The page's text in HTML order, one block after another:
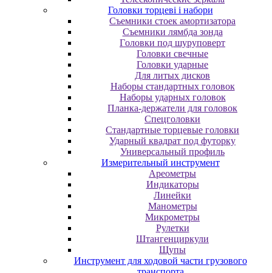
Головки торцеві і набори
Cъeмники cтoeк aмopтизaтopa
Cъeмники лямбдa зoндa
Гoлoвки пoд шуpупoвepт
Головки свечные
Головки ударные
Для литых дисков
Наборы стандартных головок
Наборы ударных головок
Планка-держатели для головок
Спецголовки
Стандартные торцевые головки
Ударный квадрат под футорку
Универсальный профиль
Измерительный инструмент
Ареометры
Индикаторы
Линейки
Манометры
Микрометры
Рулетки
Штангенциркули
Щупы
Инструмент для ходовой части грузового